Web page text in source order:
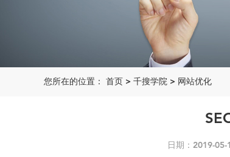
您所在的位置： 首页 > 千搜学院 > 网站优化
日期：2019-